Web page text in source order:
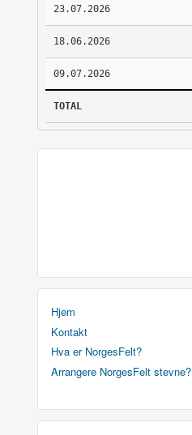
23.07.2026
18.06.2026
09.07.2026
TOTAL
Hjem
Kontakt
Hva er NorgesFelt?
Arrangere NorgesFelt stevne?